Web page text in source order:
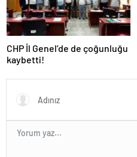
CHP İl Genel’de de çoğunluğu
kaybetti!